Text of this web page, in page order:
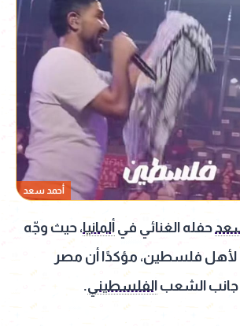
أحمد سعد
سعد حفله الغنائي في ألمانيا، حيث وجّه
لأهل فلسطين، مؤكدًا أن مصر
جانب الشعب الفلسطيني.